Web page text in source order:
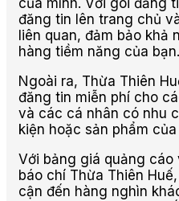
của mình. Với gói đăng
đăng tin lên trang chủ
liên quan, đảm bảo khả
hàng tiềm năng của bạn.
Ngoài ra, Thừa Thiên
đăng tin miễn phí cho
và các cá nhân có nhu
kiện hoặc sản phẩm của
Với bảng giá quảng
báo chí Thừa Thiên
cận đến hàng nghìn